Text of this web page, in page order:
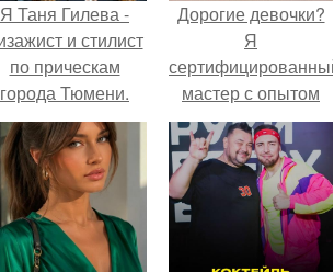
Я Таня Гилева -
и стилист
по прическам
города Тюмени.
Дорогие девочки?
Я
сертифицированный
мастер с опытом
работы в 3 года!